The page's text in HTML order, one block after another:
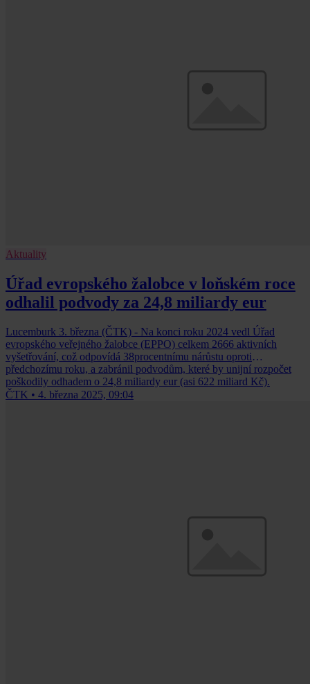
Aktuality
Úřad evropského žalobce v loňském roce
odhalil podvody za 24,8 miliardy eur
Lucemburk 3. března (ČTK) - Na konci roku 2024 vedl Úřad
evropského veřejného žalobce (EPPO) celkem 2666 aktivních
vyšetřování, což odpovídá 38procentnímu nárůstu oproti
předchozímu roku, a zabránil podvodům, které by unijní rozpočet
poškodily odhadem o 24,8 miliardy eur (asi 622 miliard Kč).
ČTK • 4. března 2025, 09:04